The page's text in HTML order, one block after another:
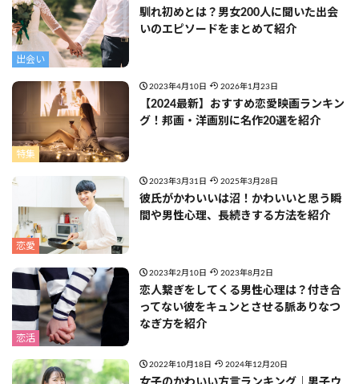
出会い
馴れ初めとは？男女200人に聞いた出会
いのエピソードをまとめて紹介
特集
2023年4月10日 2026年1月23日
【2024最新】おすすめ恋愛映画ランキン
グ！邦画・洋画別に名作20選を紹介
恋愛
2023年3月31日 2025年3月28日
彼氏がかわいいは沼！かわいいと思う瞬
間や男性心理、長続きする方法を紹介
恋活
2023年2月10日 2023年8月2日
恋人繋ぎをしてくる男性心理は？付き合
ってない彼をキュンとさせる脈ありなつ
なぎ方を紹介
2022年10月18日 2024年12月20日